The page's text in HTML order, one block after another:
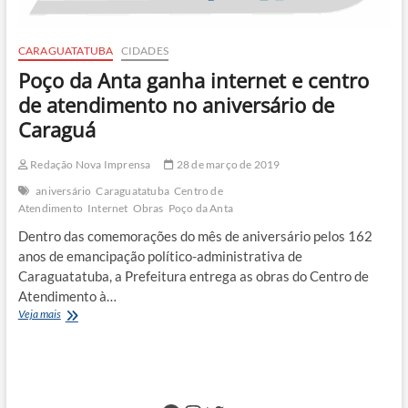
CARAGUATATUBA CIDADES
Poço da Anta ganha internet e centro
de atendimento no aniversário de
Caraguá
Redação Nova Imprensa
28 de março de 2019
aniversário Caraguatatuba Centro de
Atendimento Internet Obras Poço da Anta
Dentro das comemorações do mês de aniversário pelos 162
anos de emancipação político-administrativa de
Caraguatatuba, a Prefeitura entrega as obras do Centro de
Atendimento à…
Veja maisPoço